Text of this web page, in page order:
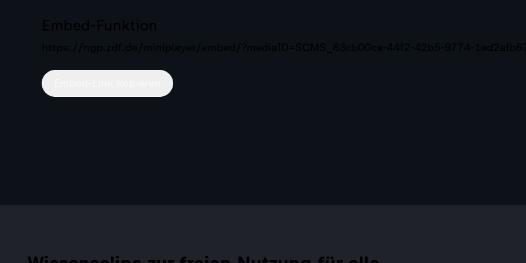
Embed-Funktion
https://ngp.zdf.de/miniplayer/embed/?mediaID=SCMS_83cb00ca-44f2-42b5-9774-